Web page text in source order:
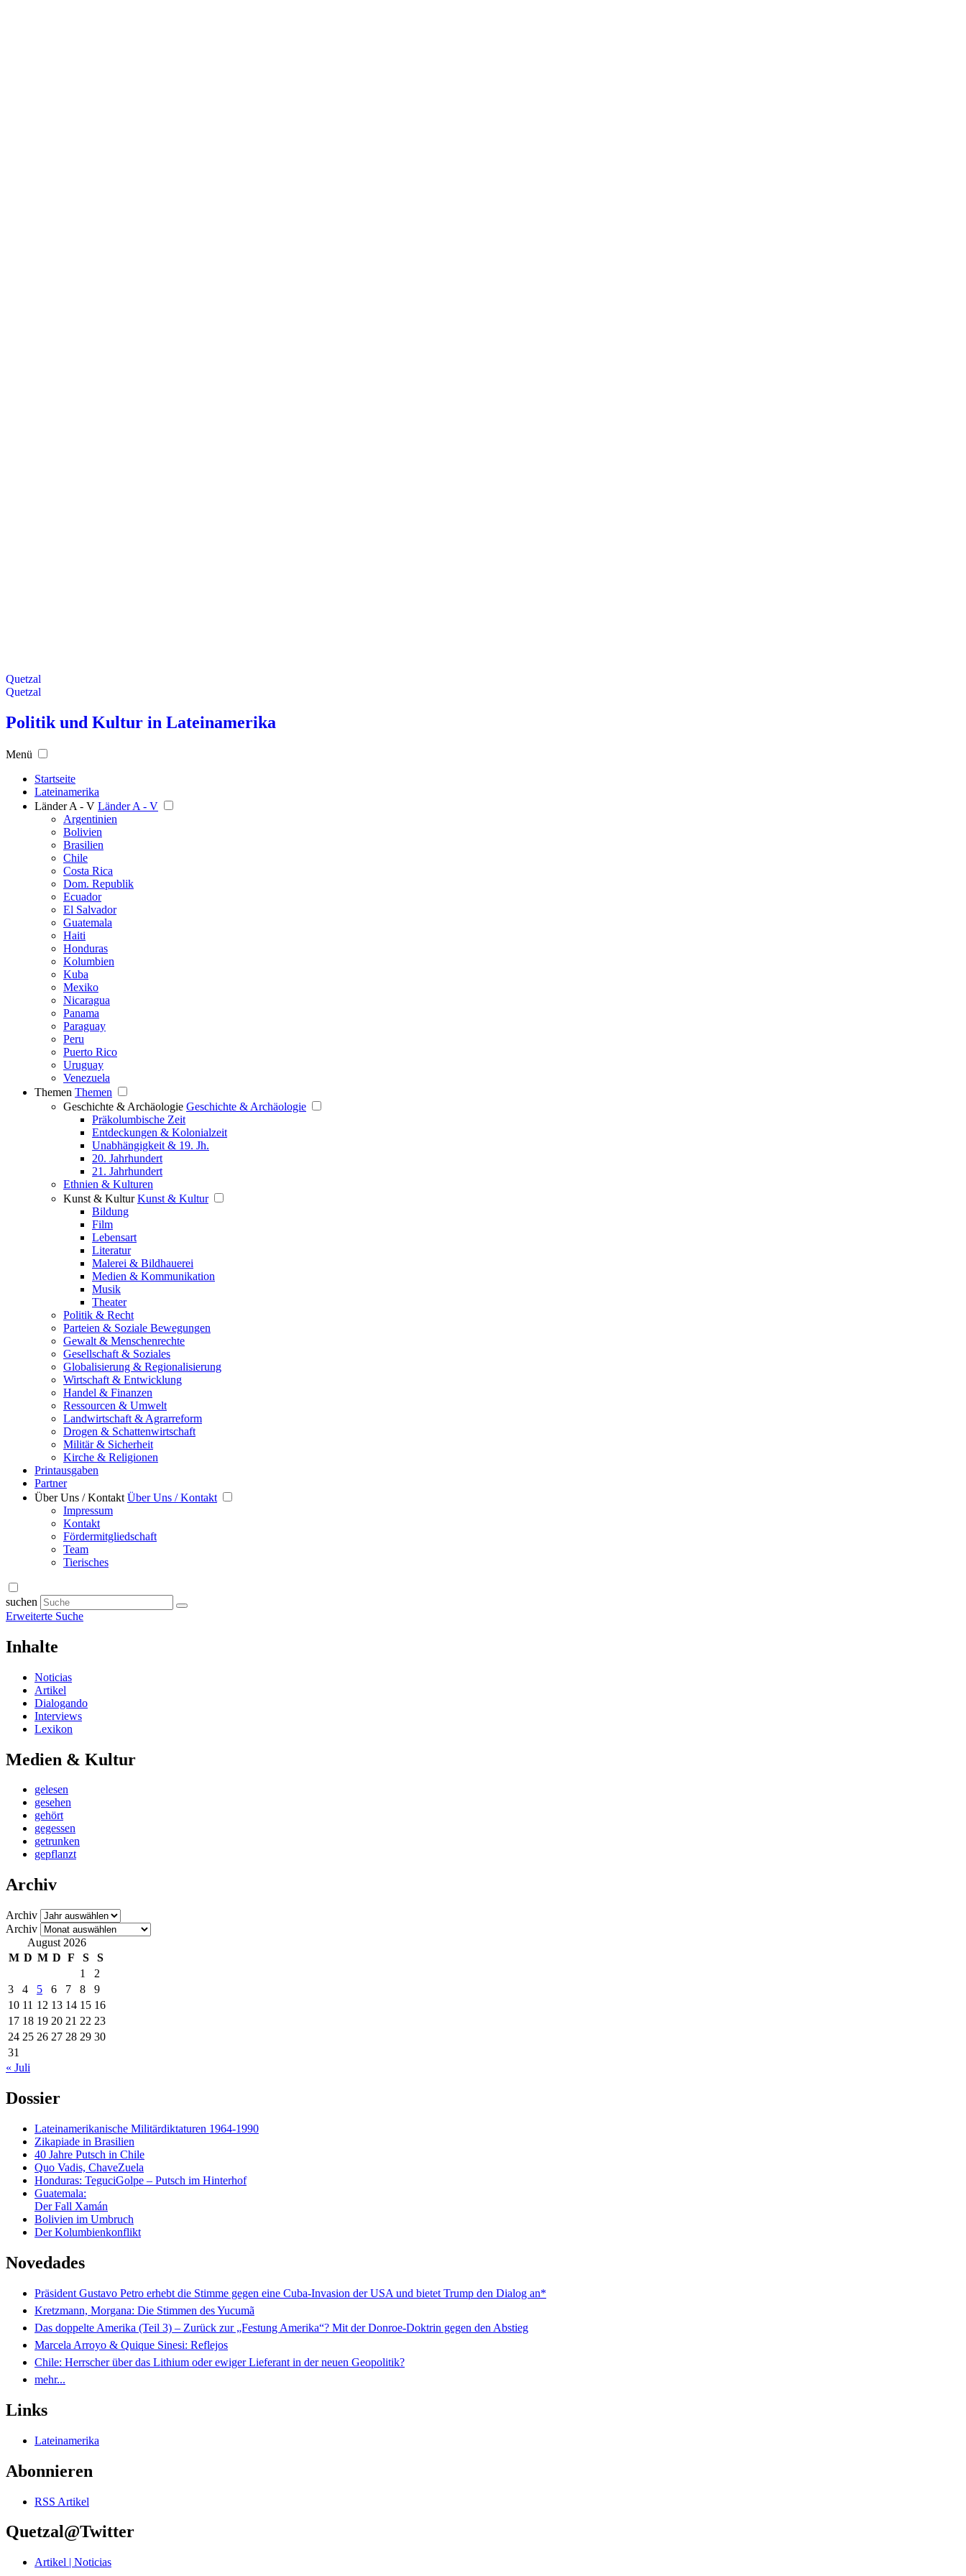
Quetzal
Quetzal
Politik und Kultur in Lateinamerika
Menü
Startseite
Lateinamerika
Länder A - V Länder A - V
Argentinien
Bolivien
Brasilien
Chile
Costa Rica
Dom. Republik
Ecuador
El Salvador
Guatemala
Haiti
Honduras
Kolumbien
Kuba
Mexiko
Nicaragua
Panama
Paraguay
Peru
Puerto Rico
Uruguay
Venezuela
Themen Themen
Geschichte & Archäologie Geschichte & Archäologie
Präkolumbische Zeit
Entdeckungen & Kolonialzeit
Unabhängigkeit & 19. Jh.
20. Jahrhundert
21. Jahrhundert
Ethnien & Kulturen
Kunst & Kultur Kunst & Kultur
Bildung
Film
Lebensart
Literatur
Malerei & Bildhauerei
Medien & Kommunikation
Musik
Theater
Politik & Recht
Parteien & Soziale Bewegungen
Gewalt & Menschenrechte
Gesellschaft & Soziales
Globalisierung & Regionalisierung
Wirtschaft & Entwicklung
Handel & Finanzen
Ressourcen & Umwelt
Landwirtschaft & Agrarreform
Drogen & Schattenwirtschaft
Militär & Sicherheit
Kirche & Religionen
Printausgaben
Partner
Über Uns / Kontakt Über Uns / Kontakt
Impressum
Kontakt
Fördermitgliedschaft
Team
Tierisches
suchen
Erweiterte Suche
Inhalte
Noticias
Artikel
Dialogando
Interviews
Lexikon
Medien & Kultur
gelesen
gesehen
gehört
gegessen
getrunken
gepflanzt
Archiv
Archiv
Archiv
August 2026
M D M D F S
S
1
2
3
4 5 6 7 8
9
10 11 12 13 14 15 16
17 18 19 20 21 22 23
24 25 26 27 28 29 30
31
« Juli
Dossier
Lateinamerikanische Militärdiktaturen 1964-1990
Zikapiade in Brasilien
40 Jahre Putsch in Chile
Quo Vadis, ChaveZuela
Honduras: TeguciGolpe – Putsch im Hinterhof
Guatemala:
Der Fall Xamán
Bolivien im Umbruch
Der Kolumbienkonflikt
Novedades
Präsident Gustavo Petro erhebt die Stimme gegen eine Cuba-Invasion der USA und bietet Trump den Dialog an*
Kretzmann, Morgana: Die Stimmen des Yucumã
Das doppelte Amerika (Teil 3) – Zurück zur „Festung Amerika“? Mit der Donroe-Doktrin gegen den Abstieg
Marcela Arroyo & Quique Sinesi: Reflejos
Chile: Herrscher über das Lithium oder ewiger Lieferant in der neuen Geopolitik?
mehr...
Links
Lateinamerika
Abonnieren
RSS Artikel
Quetzal@Twitter
Artikel | Noticias